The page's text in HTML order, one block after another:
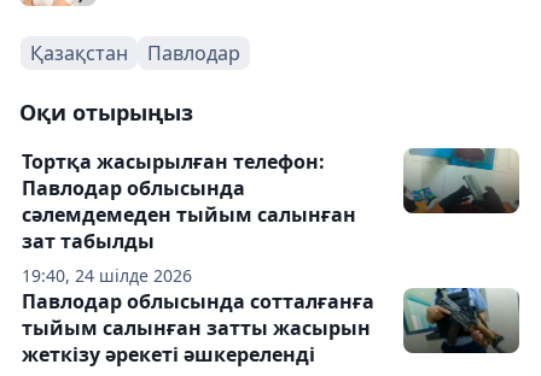
Қазақстан Павлодар
Оқи отырыңыз
19:40, 24 шілде 2026
Тортқа жасырылған телефон:
Павлодар облысында
сәлемдемеден тыйым салынған
зат табылды
Павлодар облысында сотталғанға
тыйым салынған затты жасырын
жеткізу әрекеті әшкереленді